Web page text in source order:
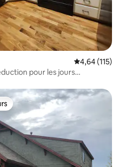
Évaluation
4,64 (115)
pour les jours
les plus appréciés